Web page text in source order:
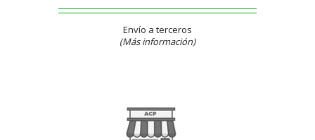
Envío a terceros
(Más información)